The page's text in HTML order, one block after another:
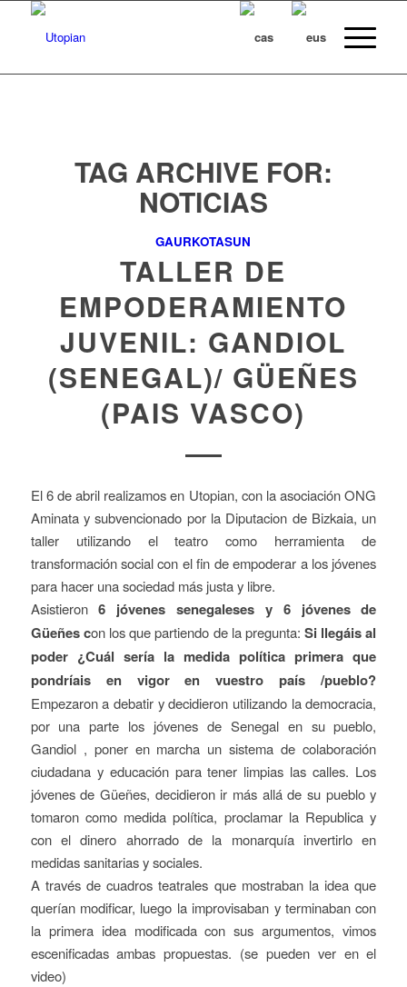
TAG ARCHIVE FOR:
NOTICIAS
GAURKOTASUN
TALLER DE
EMPODERAMIENTO
JUVENIL: GANDIOL
(SENEGAL)/ GÜEÑES
(PAIS VASCO)
El 6 de abril realizamos en Utopian, con la asociación ONG
Aminata y subvencionado por la Diputacion de Bizkaia, un
taller utilizando el teatro como herramienta de
transformación social con el fin de empoderar a los jóvenes
para hacer una sociedad más justa y libre.
Asistieron6 jóvenes senegaleses y 6 jóvenes de
Güeñes con los que partiendo de la pregunta:Si llegáis al
poder ¿Cuál sería la medida política primera que
pondríais en vigor en vuestro país /pueblo?
Empezaron a debatir y decidieron utilizando la democracia,
por una parte los jóvenes de Senegal en su pueblo,
Gandiol , poner en marcha un sistema de colaboración
ciudadana y educación para tener limpias las calles. Los
jóvenes de Güeñes, decidieron ir más allá de su pueblo y
tomaron como medida política, proclamar la Republica y
con el dinero ahorrado de la monarquía invertirlo en
medidas sanitarias y sociales.
A través de cuadros teatrales que mostraban la idea que
querían modificar, luego la improvisaban y terminaban con
la primera idea modificada con sus argumentos, vimos
escenificadas ambas propuestas. (se pueden ver en el
video)